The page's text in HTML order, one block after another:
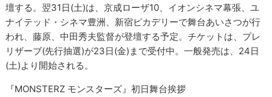
壇する。翌31日(土)は、京成ローザ10、イオンシネマ幕張、ユ
ナイテッド・シネマ豊洲、新宿ピカデリーで舞台あいさつが行
われ、藤原、中田秀夫監督が登壇する予定。チケットは、プレ
リザーブ(先行抽選)が23日(金)まで受付中。一般発売は、24日
(土)より開始される。
『MONSTERZ モンスターズ』初日舞台挨拶